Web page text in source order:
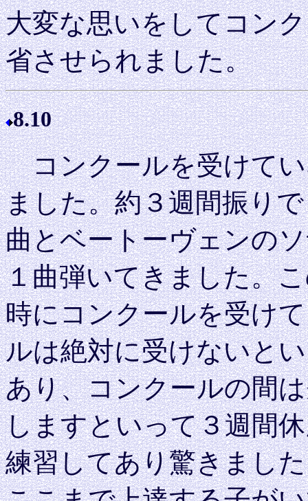
大変な思いをしてコン
省させられました。
8.10
コンクールを受けてい
ました。約３週間振り
曲とベートーヴェンの
１曲弾いてきました。
時にコンクールを受け
ルは絶対に受けないと
あり、コンクールの間
しますといって３週間
練習してあり驚きまし